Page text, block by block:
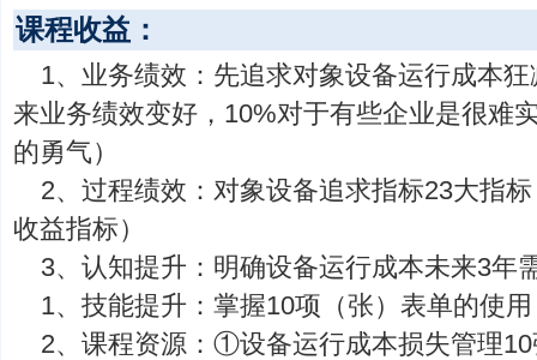
课程收益：
1、业务绩效：先追求对象设备运行成本
来业务绩效变好，10%对于有些企业是很难
的勇气）
2、过程绩效：对象设备追求指标23大指
收益指标）
3、认知提升：明确设备运行成本未来3年
1、技能提升：掌握10项（张）表单的使用
2、课程资源：①设备运行成本损失管理